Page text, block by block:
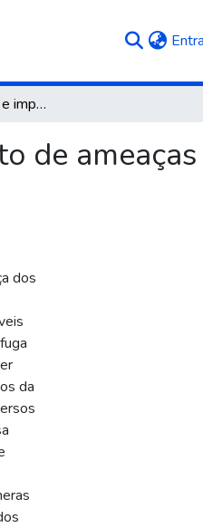
Proposta de solução e implementação para monitoramento de ameaças em domicílios
de ameaças
dos
da